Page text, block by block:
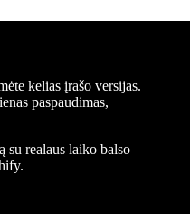
kelias įrašo versijas.
paspaudimas,
su realaus laiko balso